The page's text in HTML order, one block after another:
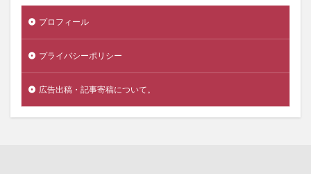
プロフィール
プライバシーポリシー
広告出稿・記事寄稿について。